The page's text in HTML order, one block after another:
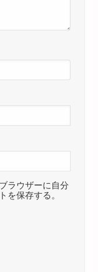
ラウザーに自分
を保存する。